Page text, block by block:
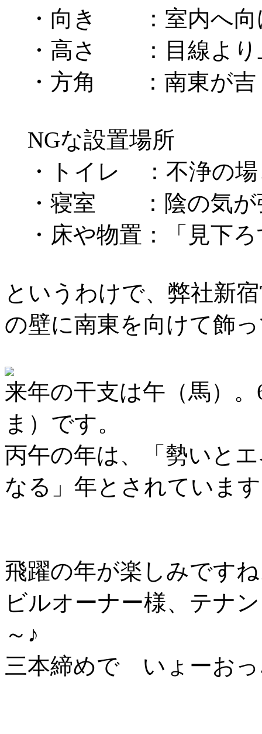
・向き ：室内へ向
・高さ ：目線より
・方角 ：南東が吉
NGな設置場所
・トイレ ：不浄の場
・寝室 ：陰の気が
・床や物置：「見下
というわけで、弊社新
の壁に南東を向けて飾
来年の干支は午（馬）
ま）です。
丙午の年は、「勢いと
なる」年とされていま
飛躍の年が楽しみです
ビルオーナー様、テナ
～♪
三本締めで いょーお